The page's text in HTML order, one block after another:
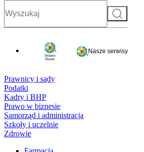
Szukaj
Nasze serwisy
Prawnicy i sądy
Podatki
Kadry i BHP
Prawo w biznesie
Samorząd i administracja
Szkoły i uczelnie
Zdrowie